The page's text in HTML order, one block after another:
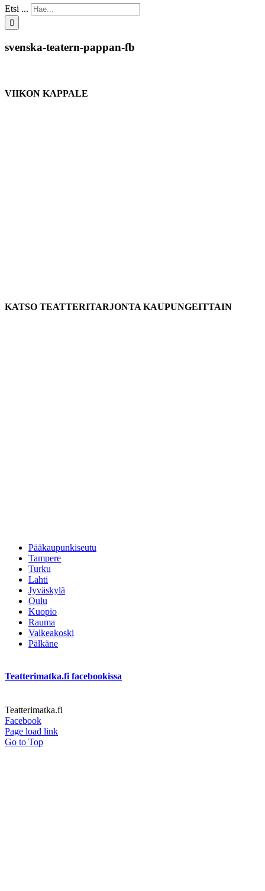
Etsi ...
svenska-teatern-pappan-fb
VIIKON KAPPALE
KATSO TEATTERITARJONTA KAUPUNGEITTAIN
Pääkaupunkiseutu
Tampere
Turku
Lahti
Jyväskylä
Oulu
Kuopio
Rauma
Valkeakoski
Pälkäne
Teatterimatka.fi facebookissa
Teatterimatka.fi
Facebook
Page load link
Go to Top